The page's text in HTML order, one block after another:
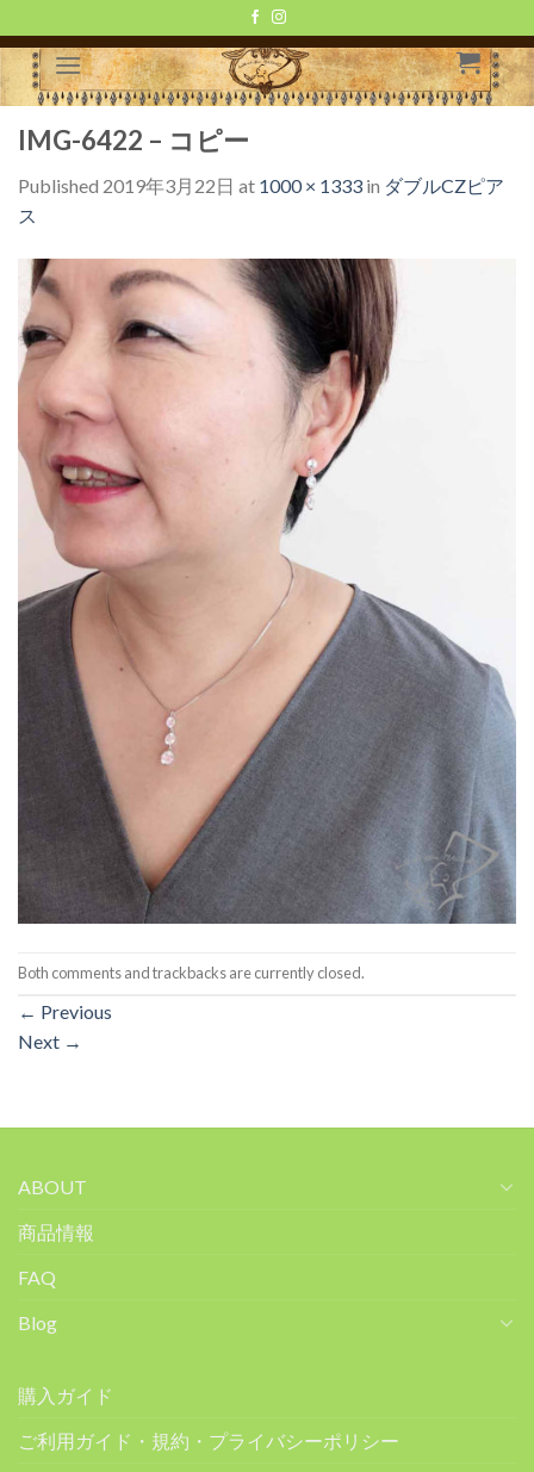
to
content
IMG-6422 – コピー
Published 2019年3月22日 at 1000 × 1333 in ダブルCZピア
ス
Both comments and trackbacks are currently closed.
← Previous
Next →
ABOUT
商品情報
FAQ
Blog
購入ガイド
ご利用ガイド・規約・プライバシーポリシー